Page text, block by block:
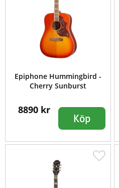
Epiphone Hummingbird -
Cherry Sunburst
8890 kr
Köp